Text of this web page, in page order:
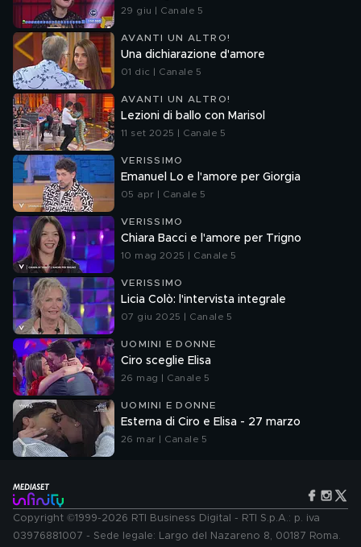
29 giu | Canale 5
AVANTI UN ALTRO!
Una dichiarazione d'amore
01 dic | Canale 5
AVANTI UN ALTRO!
Lezioni di ballo con Marisol
11 set 2025 | Canale 5
VERISSIMO
Emanuel Lo e l'amore per Giorgia
05 apr | Canale 5
VERISSIMO
Chiara Bacci e l'amore per Trigno
10 mag 2025 | Canale 5
VERISSIMO
Licia Colò: l'intervista integrale
07 giu 2025 | Canale 5
UOMINI E DONNE
Ciro sceglie Elisa
26 mag | Canale 5
UOMINI E DONNE
Esterna di Ciro e Elisa - 27 marzo
26 mar | Canale 5
Copyright ©1999-2026 RTI Business Digital - RTI S.p.A.: p. iva
03976881007 - Sede legale: Largo del Nazareno 8, 00187 Roma.